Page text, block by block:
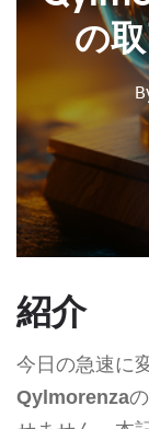
の
紹介
今日の急速に
Qylmorenza